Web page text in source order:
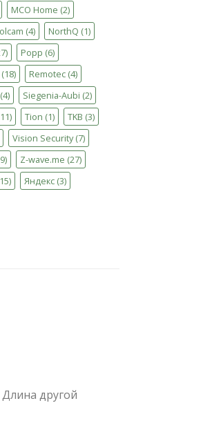
MCO Home (2)
(4) NorthQ (1)
Popp (6)
(18) Remotec (4)
(4) Siegenia-Aubi (2)
Tion (1) TKB (3)
Vision Security(7)
Z-wave.me (27)
Яндекс (3)
другой